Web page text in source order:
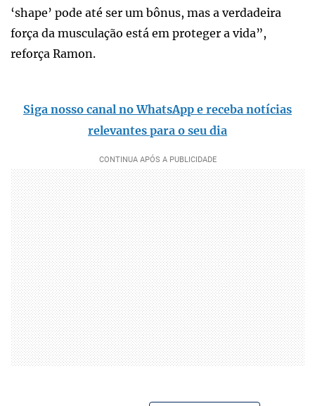
‘shape’ pode até ser um bônus, mas a verdadeira
força da musculação está em proteger a vida”,
reforça Ramon.
Siga nosso canal no WhatsApp e receba notícias
relevantes para o seu dia